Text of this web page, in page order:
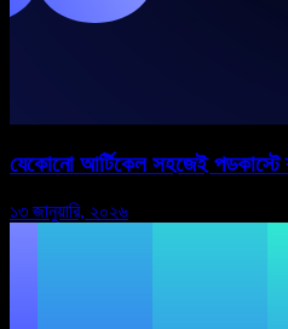
যেকোনো আর্টিকেল সহজেই পডকাস্টে
১৩ জানুয়ারি, ২০২৬